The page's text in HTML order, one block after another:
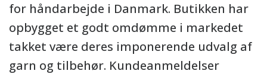
for håndarbejde i Danmark. Butikken har
opbygget et godt omdømme i markedet
takket være deres imponerende udvalg af
garn og tilbehør. Kundeanmeldelser